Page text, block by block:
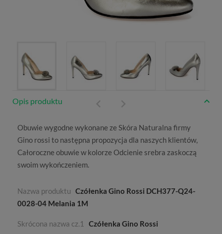
Opis produktu
Obuwie wygodne wykonane ze Skóra Naturalna firmy
Gino rossi to następna propozycja dla naszych klientów,
Całoroczne obuwie w kolorze Odcienie srebra zaskoczą
swoim wykończeniem.
Nazwa produktu Czółenka Gino Rossi DCH377-Q24-
0028-04 Melania 1M
Skrócona nazwa cz.1 Czółenka Gino Rossi